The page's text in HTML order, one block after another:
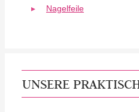
Nagelfeile
UNSERE